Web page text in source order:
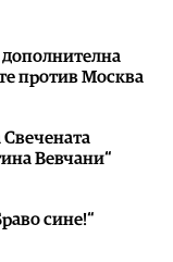
дополнителна
против Москва
Вевчани“
сине!“